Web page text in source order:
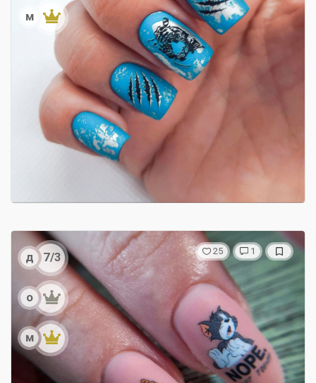
м
д 7/3
о
м
25 1